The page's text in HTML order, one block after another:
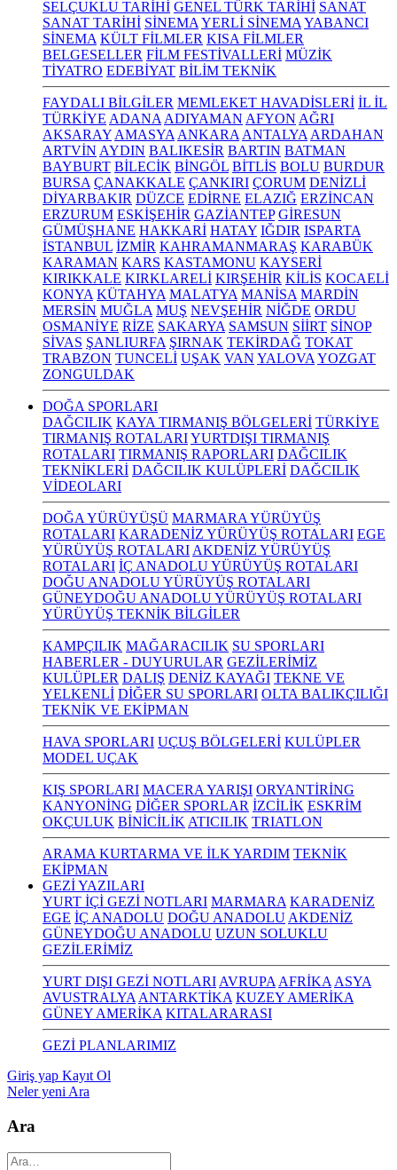
SELÇUKLU TARİHİ GENEL TÜRK TARİHİ SANAT
SANAT TARİHİ SİNEMA YERLİ SİNEMA YABANCI
SİNEMA KÜLT FİLMLER KISA FİLMLER
BELGESELLER FİLM FESTİVALLERİ MÜZİK
TİYATRO EDEBİYAT BİLİM TEKNİK
FAYDALI BİLGİLER MEMLEKET HAVADİSLERİ İL İL
TÜRKİYE ADANA ADIYAMAN AFYON AĞRI
AKSARAY AMASYA ANKARA ANTALYA ARDAHAN
ARTVİN AYDIN BALIKESİR BARTIN BATMAN
BAYBURT BİLECİK BİNGÖL BİTLİS BOLU BURDUR
BURSA ÇANAKKALE ÇANKIRI ÇORUM DENİZLİ
DİYARBAKIR DÜZCE EDİRNE ELAZIĞ ERZİNCAN
ERZURUM ESKİŞEHİR GAZİANTEP GİRESUN
GÜMÜŞHANE HAKKARİ HATAY IĞDIR ISPARTA
İSTANBUL İZMİR KAHRAMANMARAŞ KARABÜK
KARAMAN KARS KASTAMONU KAYSERİ
KIRIKKALE KIRKLARELİ KIRŞEHİR KİLİS KOCAELİ
KONYA KÜTAHYA MALATYA MANİSA MARDİN
MERSİN MUĞLA MUŞ NEVŞEHİR NİĞDE ORDU
OSMANİYE RİZE SAKARYA SAMSUN SİİRT SİNOP
SİVAS ŞANLIURFA ŞIRNAK TEKİRDAĞ TOKAT
TRABZON TUNCELİ UŞAK VAN YALOVA YOZGAT
ZONGULDAK
DOĞA SPORLARI
DAĞCILIK KAYA TIRMANIŞ BÖLGELERİ TÜRKİYE
TIRMANIŞ ROTALARIYURTDIŞI TIRMANIŞ
ROTALARI TIRMANIŞ RAPORLARI DAĞCILIK
TEKNİKLERİ DAĞCILIK KULÜPLERİ DAĞCILIK
VİDEOLARI
DOĞA YÜRÜYÜŞÜ MARMARA YÜRÜYÜŞ
ROTALARI KARADENİZ YÜRÜYÜŞ ROTALARI EGE
YÜRÜYÜŞ ROTALARI AKDENİZ YÜRÜYÜŞ
ROTALARI İÇ ANADOLU YÜRÜYÜŞ ROTALARI
DOĞU ANADOLU YÜRÜYÜŞ ROTALARI
GÜNEYDOĞU ANADOLU YÜRÜYÜŞ ROTALARI
YÜRÜYÜŞ TEKNİK BİLGİLER
KAMPÇILIK MAĞARACILIK SU SPORLARI
HABERLER - DUYURULAR GEZİLERİMİZ
KULÜPLER DALIŞ DENİZ KAYAĞI TEKNE VE
YELKENLİ DİĞER SU SPORLARI OLTA BALIKÇILIĞI
TEKNİK VE EKİPMAN
HAVA SPORLARI UÇUŞ BÖLGELERİ KULÜPLER
MODEL UÇAK
KIŞ SPORLARI MACERA YARIŞI ORYANTİRİNG
KANYONİNG DİĞER SPORLAR İZCİLİK ESKRİM
OKÇULUK BİNİCİLİK ATICILIK TRIATLON
ARAMA KURTARMA VE İLK YARDIM TEKNİK
EKİPMAN
GEZİ YAZILARI
YURT İÇİ GEZİ NOTLARI MARMARA KARADENİZ
EGE İÇ ANADOLU DOĞU ANADOLU AKDENİZ
GÜNEYDOĞU ANADOLU UZUN SOLUKLU
GEZİLERİMİZ
YURT DIŞI GEZİ NOTLARI AVRUPA AFRİKA ASYA
AVUSTRALYA ANTARKTİKA KUZEY AMERİKA
GÜNEY AMERİKA KITALARARASI
GEZİ PLANLARIMIZ
Giriş yap Kayıt Ol
Neler yeni Ara
Ara